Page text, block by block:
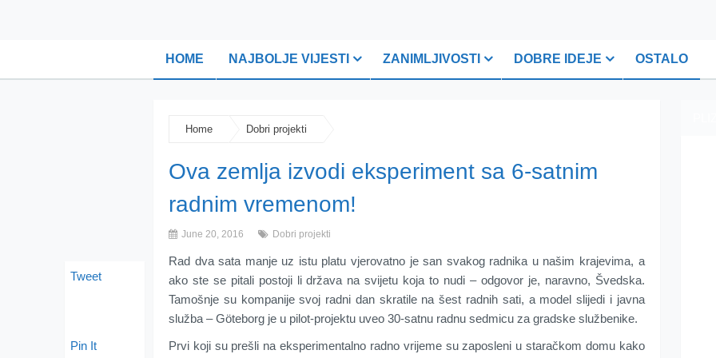
HOME NAJBOLJE VIJESTI ZANIMLJIVOSTI DOBRE IDEJE OSTALO
Home Dobri projekti
Ova zemlja izvodi eksperiment sa 6-satnim
radnim vremenom!
June 20, 2016 Dobri projekti
Rad dva sata manje uz istu platu vjerovatno je san svakog radnika u našim krajevima, a
ako ste se pitali postoji li država na svijetu koja to nudi – odgovor je, naravno, Švedska.
Tamošnje su kompanije svoj radni dan skratile na šest radnih sati, a model slijedi i javna
služba – Göteborg je u pilot-projektu uveo 30-satnu radnu sedmicu za gradske službenike.
Prvi koji su prešli na eksperimentalno radno vrijeme su zaposleni u staračkom domu kako
Tweet
Pin It